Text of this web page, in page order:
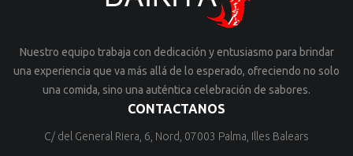
Nuestro equipo trabaja con dedicación y entusiasmo para brindar
una experiencia que va más allá de lo esperado, ofreciendo no solo
una comida, sino una auténtica celebración de sabores.
CONTACTANOS
C/ del General Riera, 6, Nord, 07003 Palma, Illes Balears